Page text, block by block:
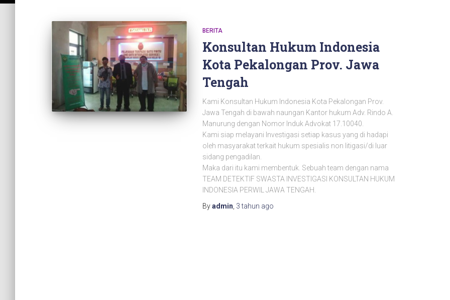
BERITA
Konsultan Hukum Indonesia
Kota Pekalongan Prov. Jawa
Tengah
Kami Konsultan Hukum Indonesia Kota Pekalongan Prov.
Jawa Tengah di bawah naungan Kantor hukum Adv. Rindo A.
Manurung dengan Nomor Induk Advokat 17.10040.
Kami siap melayani Investigasi setiap kasus yang di hadapi
oleh masyarakat terkait hukum spesialis non litigasi/di luar
sidang pengadilan.
Maka dari itu kami membentuk. Sebuah team dengan nama
TEAM DETEKTIF SWASTA INVESTIGASI KONSULTAN HUKUM
INDONESIA PERWIL JAWA TENGAH.
Byadmin 3 tahun ago